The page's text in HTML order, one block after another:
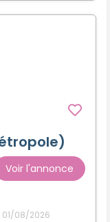
Voir l'annonce
01/08/2026